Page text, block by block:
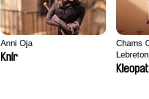
Anni Oja
Knír
Chams
Mikahel
Monier,